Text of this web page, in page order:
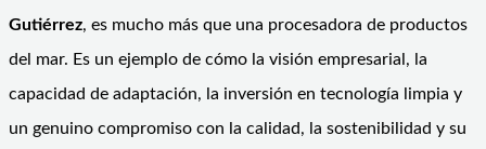
Gutiérrez, es mucho más que una procesadora de productos
del mar. Es un ejemplo de cómo la visión empresarial, la
capacidad de adaptación, la inversión en tecnología limpia y
un genuino compromiso con la calidad, la sostenibilidad y su